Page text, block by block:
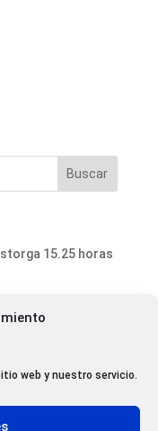
web y nuestro servicio.
15.25 horas
de la